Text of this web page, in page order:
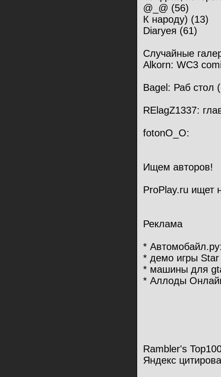
@_@ (56)
К народу) (13)
Diaryея (61)
Случайные
Alkorn: WC3
Bagel: Раб стол
RElagZ1337:
fotonO_O:
Ищем авторов!
ProPlay.ru ищет
Реклама
*
* демо игры
* машины для
* Аллоды
Rambler's
Яндекс